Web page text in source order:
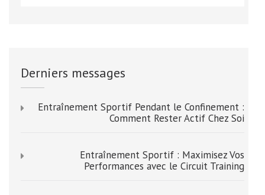
Derniers messages
Entraînement Sportif Pendant le Confinement :
Comment Rester Actif Chez Soi
Entraînement Sportif : Maximisez Vos
Performances avec le Circuit Training